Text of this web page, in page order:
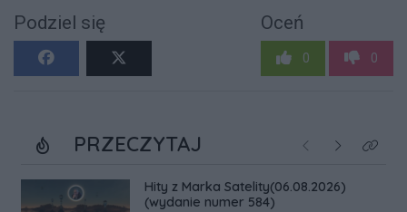
Podziel się Oceń
0 0
PRZECZYTAJ Poprzednie
NastępneKliknij
Hity z Marka Satelity(06.08.2026)
(wydanie numer 584)